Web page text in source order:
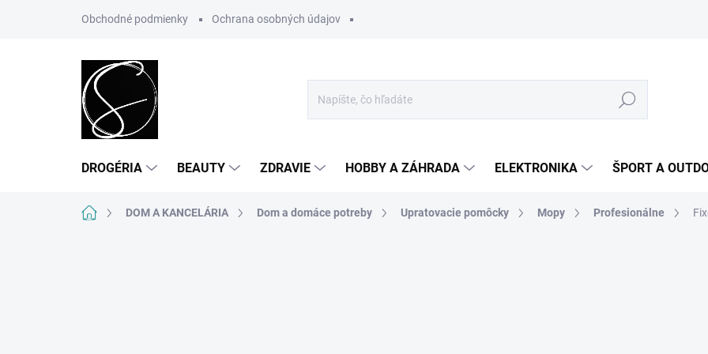
Obchodné podmienky Ochrana osobných údajov
Hľadať
DROGÉRIA BEAUTY ZDRAVIE HOBBY A ZÁHRADA ELEKTRONIKA ŠPORT A
DomovDOM A KANCELÁRIA Dom a domáce potreby Upratovacie pomôcky Mopy Profesionálne